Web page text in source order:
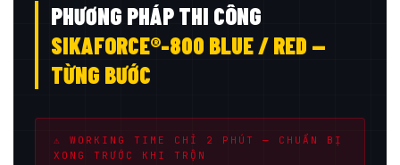
PHƯƠNG PHÁP THI CÔNG
SIKAFORCE®-800 BLUE / RED —
TỪNG BƯỚC
⚠ WORKING TIME CHỈ 2 PHÚT — CHUẨN BỊ
XONG TRƯỚC KHI TRỘN